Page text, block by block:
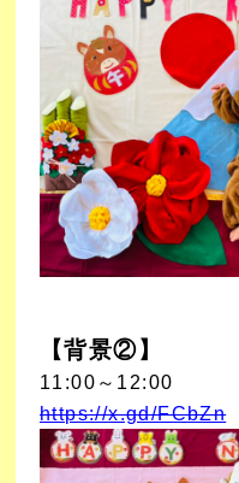
【背景②】
11:00～12:00
https://x.gd/FCbZn